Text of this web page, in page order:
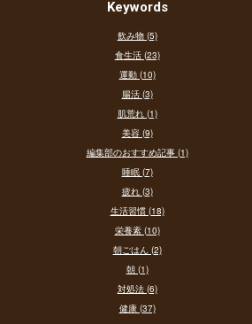
Keywords
飲み物 (5)
食生活 (23)
運動 (10)
腸活 (3)
肌荒れ (1)
美容 (9)
編集部のおすすめ記事 (1)
睡眠 (7)
疲れ (3)
生活習慣 (18)
栄養素 (10)
朝ごはん (2)
朝 (1)
対処法 (6)
健康 (37)